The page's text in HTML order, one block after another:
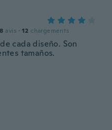
8 avis · 12 chargements
cada diseño. Son
tamaños.